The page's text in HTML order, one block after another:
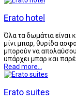
Erato hotel
Όλα τα δωμάτια είναι
μίνι μπαρ, θυρίδα
μπορούν να
υπάρχει μπαρ και
Read more...
Erato suites